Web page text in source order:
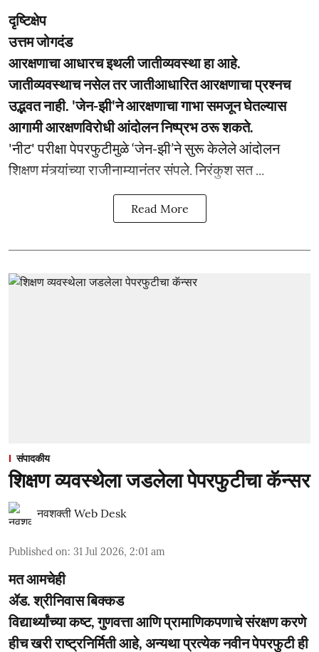
दृष्टिक्षेप
उत्तम जोगदंड
आरक्षणाचा आधारच इथली जातीव्यवस्था हा आहे.
जातीव्यवस्थाच नसेल तर जातीआधारित आरक्षणाचा प्रश्नच
उद्भवत नाही. 'जेन-झी'ने आरक्षणाचा गाभा समजून घेतल्यास
आगामी आरक्षणविरोधी आंदोलन निष्प्रभ ठरू शकते.
'नीट' परीक्षा पेपरफुटीमुळे ‘जेन-झी’ने सुरू केलेले आंदोलन
शिक्षण मंत्र्यांच्या राजीनाम्यानंतर संपले. निरंकुश सत ...
Read More
संपादकीय
शिक्षण व्यवस्थेला जडलेला पेपरफुटीचा कॅन्सर
नवशक्ती Web Desk
Published on: 31 Jul 2026, 2:01 am
मत आमचेही
ॲड. श्रीनिवास बिक्कड
विद्यार्थ्यांच्या कष्ट, गुणवत्ता आणि प्रामाणिकपणाचे संरक्षण करणे
हीच खरी राष्ट्रनिर्मिती आहे, अन्यथा प्रत्येक नवीन पेपरफुटी ही